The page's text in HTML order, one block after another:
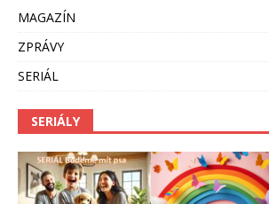
MAGAZÍN
ZPRÁVY
SERIÁL
SERIÁLY